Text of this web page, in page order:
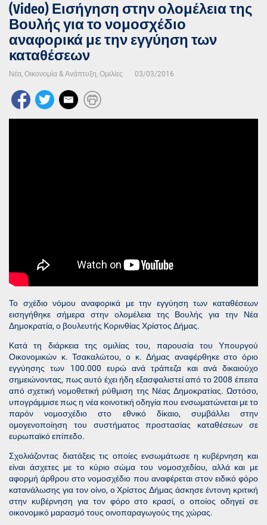
(Video) Εισήγηση στην ολομέλεια της
Βουλής για το νομοσχέδιο
αναφορικά με την εγγύηση των
καταθέσεων
Νέα, Οικονομία & Ανάπτυξη, Ομιλίες 03/03/2016
Το σχέδιο νόμου αναφορικά με την εγγύηση των καταθέσεων
εισηγήθηκε σήμερα στην ολομέλεια της Βουλής για την Νέα
Δημοκρατία, ο βουλευτής Κορινθίας Χρίστος Δήμας.
Κατά τη διάρκεια της ομιλίας του, παρουσία του Υπουργού
Οικονομικών κ. Τσακαλώτου, ο κ. Δήμας αναφέρθηκε στο όριο
εγγύησης των 100.000 ευρώ ανά τράπεζα και ανά δικαιούχο
σημειώνοντας, πως αυτό έχει ήδη εξασφαλιστεί από το 2008 έπειτα
από σχετική νομοθετική ρύθμιση της Νέας Δημοκρατίας. Ωστόσο,
υπογράμμισε πως η νέα κοινοτική οδηγία που ενσωματώνεται με το
παρόν νομοσχέδιο στο εθνικό δίκαιο, συμβάλλει στην
ομογενοποίηση του συστήματος προστασίας καταθέσεων σε
ευρωπαϊκό επίπεδο.
Σχολιάζοντας διατάξεις τις οποίες ενσωμάτωσε η κυβέρνηση και
είναι άσχετες με το κύριο σώμα του νομοσχεδίου, αλλά και με
αφορμή άρθρου στο νομοσχέδιο που αναφέρεται στον ειδικό φόρο
κατανάλωσης για τον οίνο, ο Χρίστος Δήμας άσκησε έντονη κριτική
στην κυβέρνηση για τον φόρο στο κρασί, ο οποίος οδηγεί σε
οικονομικό μαρασμό τους οινοπαραγωγούς της χώρας.